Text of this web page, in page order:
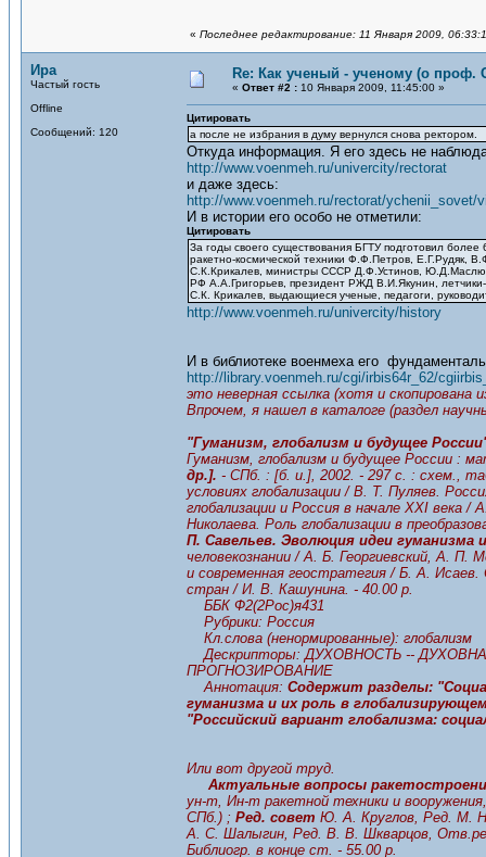
« Последнее редактирование: 11 Января 2009,
Ира
Частый гость
Offline
Сообщений: 120
Re: Как ученый - ученому (о проф.
« Ответ #2 : 10 Января 2009, 11:45:00 »
Цитировать
а после не избрания в думу вернулся снова ректором.
Откуда информация. Я его здесь не
http://www.voenmeh.ru/univercity/rectorat
и даже здесь:
http://www.voenmeh.ru/rectorat/ychenii_sovet/
И в истории его особо не отметили:
Цитировать
За годы своего существования БГТУ подготовил
ракетно-космической техники Ф.Ф.Петров, Е.Г.Рудяк,
С.К.Крикалев, министры СССР Д.Ф.Устинов,
РФ А.А.Григорьев, президент РЖД В.И.Якунин,
С.К. Крикалев, выдающиеся ученые, педагоги,
http://www.voenmeh.ru/univercity/history
И в библиотеке военмеха его
http://library.voenmeh.ru/cgi/irbis64r_62/
это неверная ссылка (хотя и скопирована
Впрочем, я нашел в каталоге (раздел
"Гуманизм, глобализм и будущее
Гуманизм, глобализм и будущее России :
др.]. - СПб. : [б. и.], 2002. - 297 с. : схем.,
условиях глобализации / В. Т. Пуляев.
глобализации и Россия в начале XXI века
Николаева. Роль глобализации в
П. Савельев. Эволюция идеи гуманизма
человекознании / А. Б. Георгиевский, А. П.
и современная геостратегия / Б. А.
стран / И. В. Кашунина. - 40.00 р.
ББК Ф2(2Рос)я431
Рубрики: Россия
Кл.слова (ненормированные): глобализм
Дескрипторы: ДУХОВНОСТЬ --
ПРОГНОЗИРОВАНИЕ
Аннотация: Содержит разделы:
гуманизма и их роль в
"Российский вариант глобализма:
Или вот другой труд.
Актуальные вопросы
ун-т, Ин-т ракетной техники и
СПб.) ; Ред. совет Ю. А. Круглов, Ред. М.
А. С. Шалыгин, Ред. В. В. Шкварцов,
Библиогр. в конце ст. - 55.00 р.